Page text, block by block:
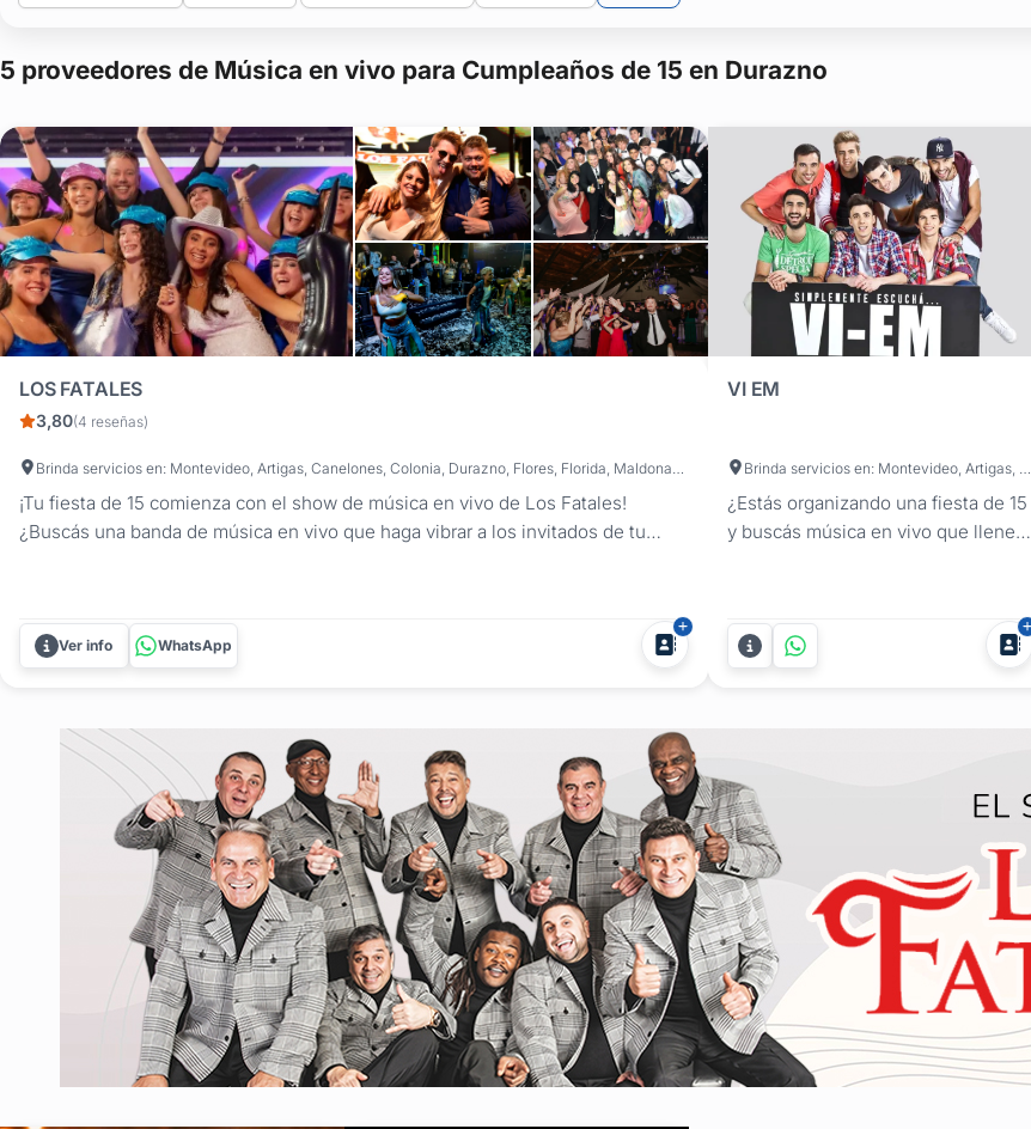
5 proveedores de Música en vivo para Cumpleaños de 15 en Durazno
LOS FATALES
3,80(4 reseñas)
Brinda servicios en: Montevideo, Artigas, Canelones, Colonia, Durazno, Flores, Florida, Maldonado, Paysandú, Río Negro, Rivera, Rocha, Salto, San José, Soriano, Tacuarembó, Treinta y Tres
¡Tu fiesta de 15 comienza con el show de música en vivo de Los Fatales!
¿Buscás una banda de música en vivo que haga vibrar a los invitados de tu
Ver info WhatsApp
VI EM
Brinda servicios en: Montevideo, Artigas, Canelones, Cerro Largo, Colonia, Durazno, Flores, Florida, Lavalleja, Maldonado, Paysandú, Río Negro, Rivera, Rocha, Salto, San José, Soriano, Tacuarembó, Treinta y Tres
¿Estás organizando una fiesta de 15
y buscás música en vivo que llene
evento. Con temas como "Quiero
Verte Bailar" y "Canta (La Vida es
una Fiesta)," nos aseguramos de